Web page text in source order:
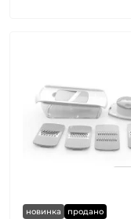
новинка продано